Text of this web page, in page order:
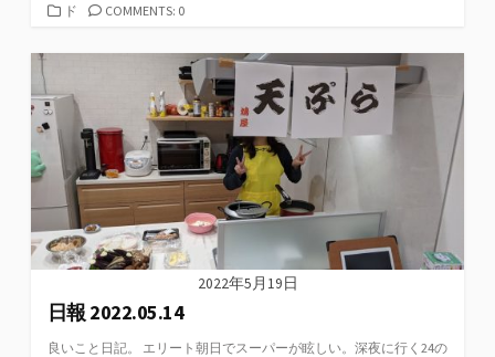
カ
ゴ
ー
ド COMMENTS: 0
2022年5月19日
日報 2022.05.14
良いこと日記。 エリート朝日でスーパーが眩しい。深夜に行く24の